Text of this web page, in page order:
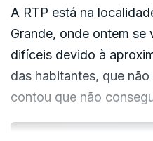
A RTP está na
Grande, onde ontem se
difíceis devido à
das habitantes, que
contou que não